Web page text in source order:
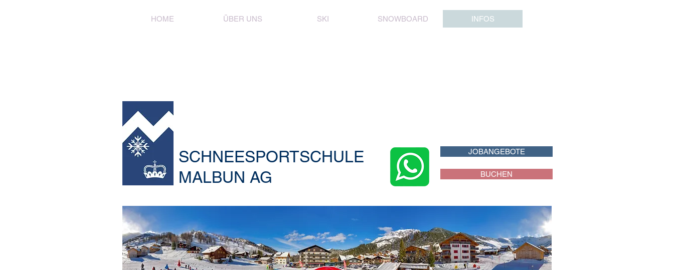
SCHNEESPORTSCHULE
MALBUN AG
HOME ÜBER UNS SKI SNOWBOARD INFOS
JOBANGEBOTE
BUCHEN